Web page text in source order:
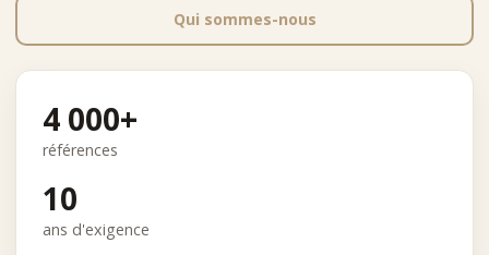
Qui sommes-nous
4 000+
références
10
ans d'exigence